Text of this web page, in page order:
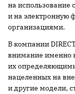
на
и на электронную
организациями.
В компании
внимание именно
их
нацеленных на
и другие модели,